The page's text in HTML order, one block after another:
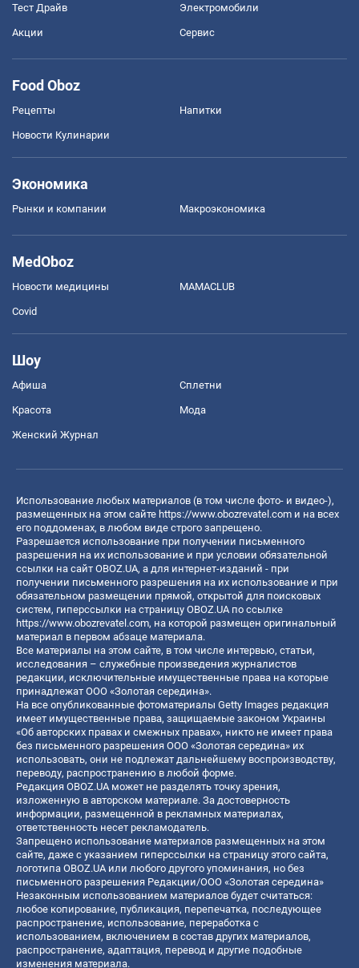
Тест Драйв Электромобили
Акции Сервис
Food Oboz
Рецепты Напитки
Новости Кулинарии
Экономика
Рынки и компании Mакроэкономика
MedOboz
Новости медицины MAMACLUB
Covid
Шоу
Афиша Сплетни
Красота Мода
Женский Журнал
Использование любых материалов (в том числе фото- и видео-),
размещенных на этом сайте https://www.obozrevatel.com и на всех
его поддоменах, в любом виде строго запрещено.
Разрешается использование при получении письменного
разрешения на их использование и при условии обязательной
ссылки на сайт OBOZ.UA, а для интернет-изданий - при
получении письменного разрешения на их использование и при
обязательном размещении прямой, открытой для поисковых
систем, гиперссылки на страницу OBOZ.UA по ссылке
https://www.obozrevatel.com, на которой размещен оригинальный
материал в первом абзаце материала.
Все материалы на этом сайте, в том числе интервью, статьи,
исследования – служебные произведения журналистов
редакции, исключительные имущественные права на которые
принадлежат ООО «Золотая середина».
На все опубликованные фотоматериалы Getty Images редакция
имеет имущественные права, защищаемые законом Украины
«Об авторских правах и смежных правах», никто не имеет права
без письменного разрешения ООО «Золотая середина» их
использовать, они не подлежат дальнейшему воспроизводству,
переводу, распространению в любой форме.
Редакция OBOZ.UA может не разделять точку зрения,
изложенную в авторском материале. За достоверность
информации, размещенной в рекламных материалах,
ответственность несет рекламодатель.
Запрещено использование материалов размещенных на этом
сайте, даже с указанием гиперссылки на страницу этого сайта,
логотипа OBOZ.UA или любого другого упоминания, но без
письменного разрешения Редакции/ООО «Золотая середина»
Незаконным использованием материалов будет считаться:
любое копирование, публикация, перепечатка, последующее
распространение, использование, переработка с
использованием, включением в состав других материалов,
распространение, адаптация, перевод и другие подобные
изменения материала.